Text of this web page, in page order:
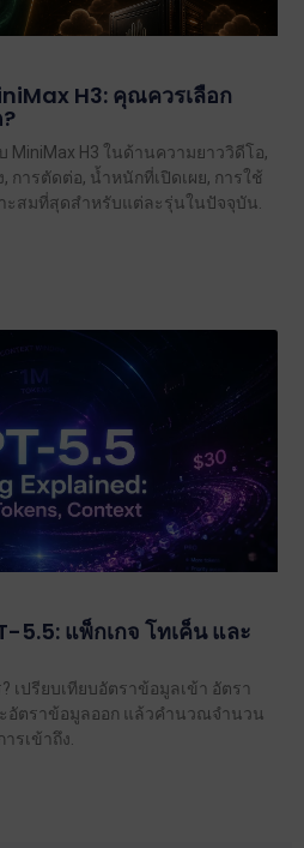
H3: คุณควรเลือก
MiniMax H3 ในด้านความยาววิดีโอ,
, การตัดต่อ, น้ำหนักที่เปิดเผย, การใช้
ะสมที่สุดสำหรับแต่ละรุ่นในปัจจุบัน.
5.5: แพ็กเกจ โทเค็น และ
เปรียบเทียบอัตราข้อมูลเข้า อัตรา
อัตราข้อมูลออก แล้วคำนวณจำนวน
รเข้าถึง.